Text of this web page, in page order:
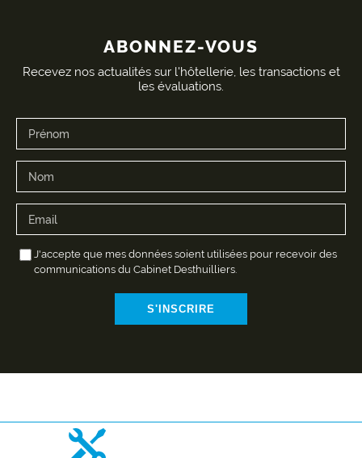
ABONNEZ-VOUS
Recevez nos actualités sur l'hôtellerie, les transactions et
les évaluations.
J'accepte que mes données soient utilisées pour recevoir des
communications du Cabinet Desthuilliers.
S'INSCRIRE